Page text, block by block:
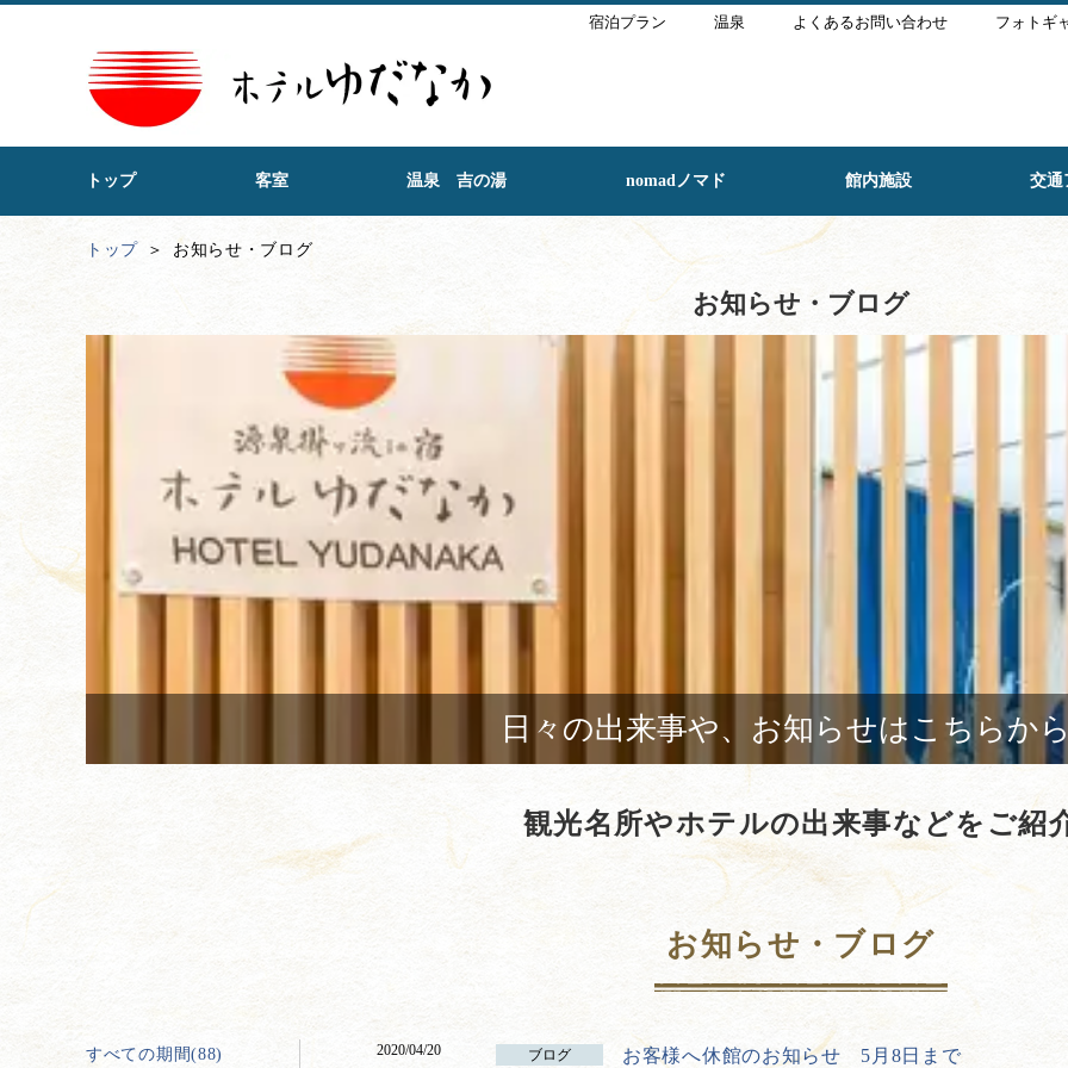
宿泊プラン 温泉 よくあるお問い合わせ フォトギ
トップ 客室 温泉 吉の湯 nomadノマド 館内施設 交通
トップ お知らせ・ブログ
お知らせ・ブログ
日々の出来事や、お知らせはこちらか
観光名所やホテルの出来事などをご紹
お知らせ・ブログ
すべての期間(88) 2020/04/20 ブログ お客様へ休館のお知らせ 5月8日まで